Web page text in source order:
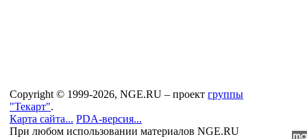
Copyright © 1999-2026, NGE.RU – проект группы
"Текарт".
Карта сайта... PDA-версия...
При любом использовании материалов NGE.RU